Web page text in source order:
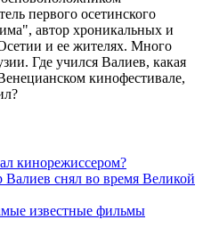
первого осетинского
автор хроникальных и
и ее жителях. Много
Где учился Валиев, какая
кинофестивале,
кинорежиссером?
снял во время Великой
известные фильмы